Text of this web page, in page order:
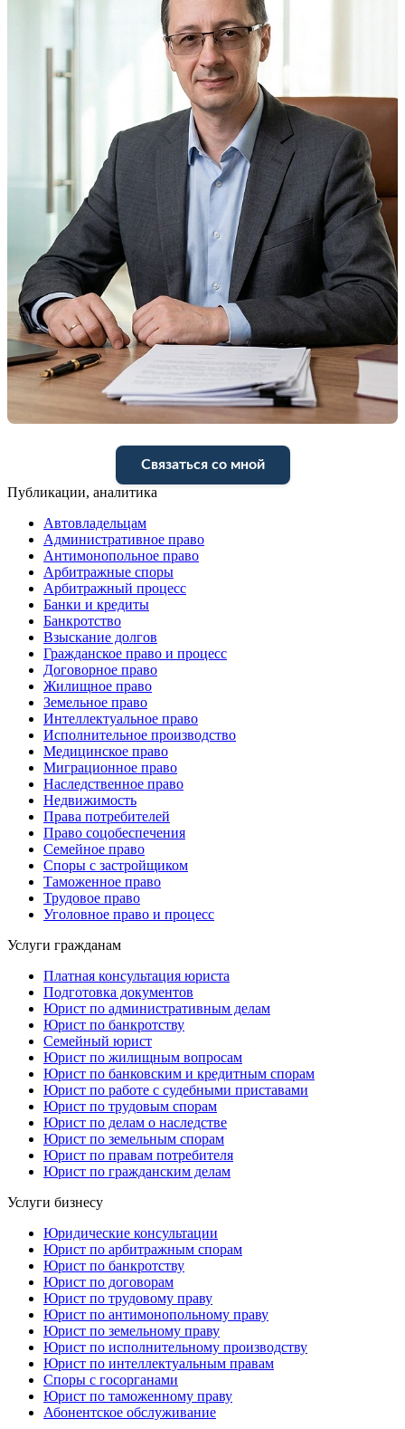
Связаться со мной
Публикации, аналитика
Автовладельцам
Административное право
Антимонопольное право
Арбитражные споры
Арбитражный процесс
Банки и кредиты
Банкротство
Взыскание долгов
Гражданское право и процесс
Договорное право
Жилищное право
Земельное право
Интеллектуальное право
Исполнительное производство
Медицинское право
Миграционное право
Наследственное право
Недвижимость
Права потребителей
Право соцобеспечения
Семейное право
Споры с застройщиком
Таможенное право
Трудовое право
Уголовное право и процесс
Услуги гражданам
Платная консультация юриста
Подготовка документов
Юрист по административным делам
Юрист по банкротству
Семейный юрист
Юрист по жилищным вопросам
Юрист по банковским и кредитным спорам
Юрист по работе с судебными приставами
Юрист по трудовым спорам
Юрист по делам о наследстве
Юрист по земельным спорам
Юрист по правам потребителя
Юрист по гражданским делам
Услуги бизнесу
Юридические консультации
Юрист по арбитражным спорам
Юрист по банкротству
Юрист по договорам
Юрист по трудовому праву
Юрист по антимонопольному праву
Юрист по земельному праву
Юрист по исполнительному производству
Юрист по интеллектуальным правам
Споры с госорганами
Юрист по таможенному праву
Абонентское обслуживание